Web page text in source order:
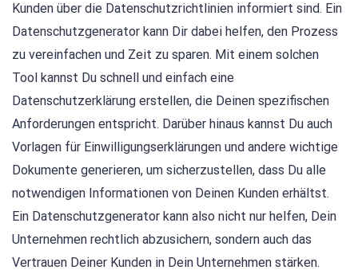
Kunden über die Datenschutzrichtlinien informiert sind. Ein
Datenschutzgenerator kann Dir dabei helfen, den Prozess
zu vereinfachen und Zeit zu sparen. Mit einem solchen
Tool kannst Du schnell und einfach eine
Datenschutzerklärung erstellen, die Deinen spezifischen
Anforderungen entspricht. Darüber hinaus kannst Du auch
Vorlagen für Einwilligungserklärungen und andere wichtige
Dokumente generieren, um sicherzustellen, dass Du alle
notwendigen Informationen von Deinen Kunden erhältst.
Ein Datenschutzgenerator kann also nicht nur helfen, Dein
Unternehmen rechtlich abzusichern, sondern auch das
Vertrauen Deiner Kunden in Dein Unternehmen stärken.